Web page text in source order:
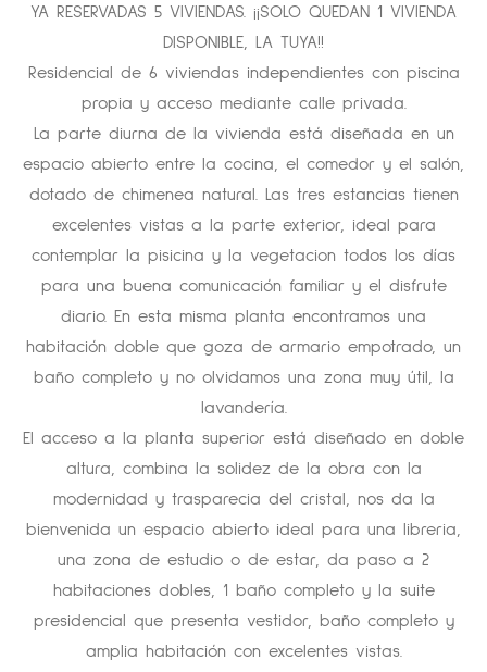
YA RESERVADAS 5 VIVIENDAS. ¡¡SOLO QUEDAN 1 VIVIENDA
DISPONIBLE, LA TUYA!!
Residencial de 6 viviendas independientes con piscina
propia y acceso mediante calle privada.
La parte diurna de la vivienda está diseñada en un
espacio abierto entre la cocina, el comedor y el salón,
dotado de chimenea natural. Las tres estancias tienen
excelentes vistas a la parte exterior, ideal para
contemplar la pisicina y la vegetacion todos los días
para una buena comunicación familiar y el disfrute
diario. En esta misma planta encontramos una
habitación doble que goza de armario empotrado, un
baño completo y no olvidamos una zona muy útil, la
lavandería.
El acceso a la planta superior está diseñado en doble
altura, combina la solidez de la obra con la
modernidad y trasparecia del cristal, nos da la
bienvenida un espacio abierto ideal para una libreria,
una zona de estudio o de estar, da paso a 2
habitaciones dobles, 1 baño completo y la suite
presidencial que presenta vestidor, baño completo y
amplia habitación con excelentes vistas.